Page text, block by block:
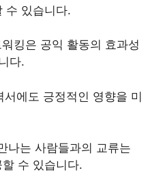
수 있습니다.
킹은 공익 활동의 효과성
다.
에도 긍정적인 영향을 미
나는 사람들과의 교류는
수 있습니다.